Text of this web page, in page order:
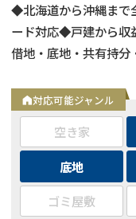
◆北海道から沖縄まで
ード対応◆戸建から収
借地・底地・共有持分
く対応◆用途区分・
対応可能ジャンル
空き家
底地
ゴミ屋敷